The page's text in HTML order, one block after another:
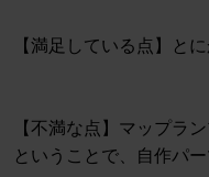
【満足している点】と
【不満な点】マップラ
ということで、自作パ